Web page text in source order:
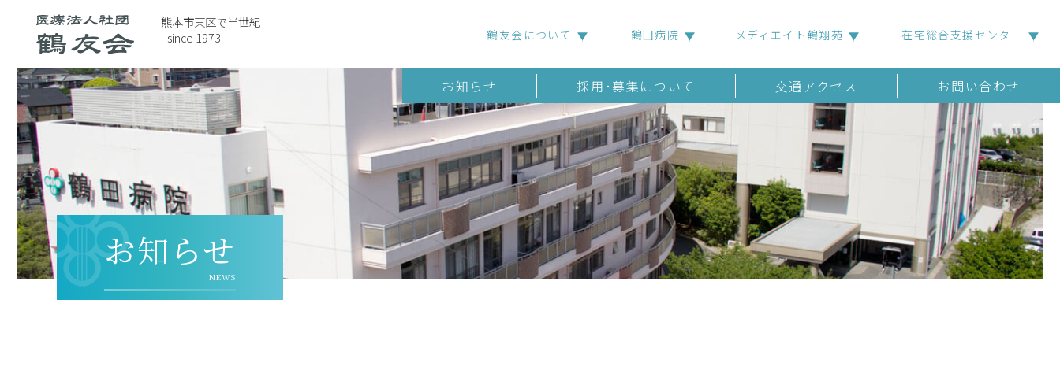
熊本市東区で半世紀
- since 1973 -
鶴友会について 鶴田病院 メディエイト鶴翔苑 在宅総合支援センター
お知らせ 採用･募集について 交通アクセス お問い合わせ
お知らせ
NEWS